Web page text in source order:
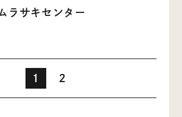
ラサキセンター
1 2